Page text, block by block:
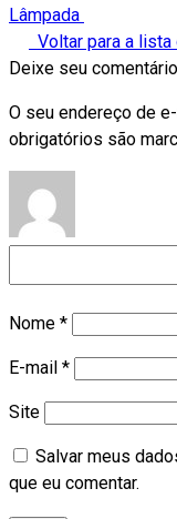
Lâmpada
Voltar para a
Deixe seu comentário
O seu endereço de
obrigatórios são
Nome *
E-mail *
Site
Salvar meus
que eu comentar.